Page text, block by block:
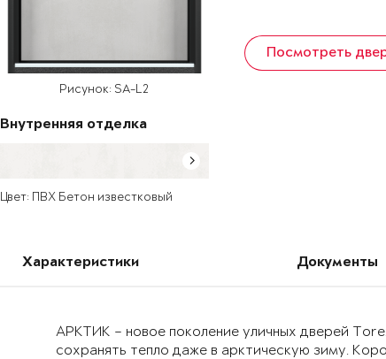
Рисунок: SA-L2
Внутренняя отделка
Цвет: ПВХ Бетон известковый
Посмотреть
Характеристики Документы
АРКТИК – новое поколение уличных дверей
сохранять тепло даже в арктическую зиму.